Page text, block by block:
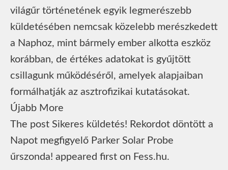
világűr történetének egyik legmerészebb
küldetésében nemcsak közelebb merészkedett
a Naphoz, mint bármely ember alkotta eszköz
korábban, de értékes adatokat is gyűjtött
csillagunk működéséről, amelyek alapjaiban
formálhatják az asztrofizikai kutatásokat.
Újabb More
The post Sikeres küldetés! Rekordot döntött a
Napot megfigyelő Parker Solar Probe
űrszonda! appeared first on Fess.hu.